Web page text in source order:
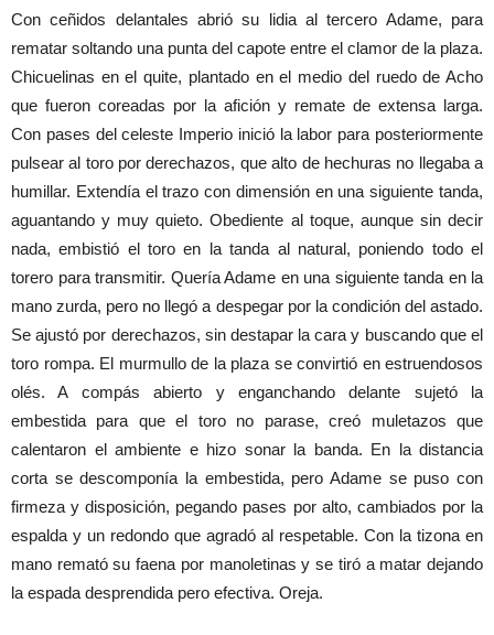
Con ceñidos delantales abrió su lidia al tercero Adame, para
rematar soltando una punta del capote entre el clamor de la plaza.
Chicuelinas en el quite, plantado en el medio del ruedo de Acho
que fueron coreadas por la afición y remate de extensa larga.
Con pases del celeste Imperio inició la labor para posteriormente
pulsear al toro por derechazos, que alto de hechuras no llegaba a
humillar. Extendía el trazo con dimensión en una siguiente tanda,
aguantando y muy quieto. Obediente al toque, aunque sin decir
nada, embistió el toro en la tanda al natural, poniendo todo el
torero para transmitir. Quería Adame en una siguiente tanda en la
mano zurda, pero no llegó a despegar por la condición del astado.
Se ajustó por derechazos, sin destapar la cara y buscando que el
toro rompa. El murmullo de la plaza se convirtió en estruendosos
olés. A compás abierto y enganchando delante sujetó la
embestida para que el toro no parase, creó muletazos que
calentaron el ambiente e hizo sonar la banda. En la distancia
corta se descomponía la embestida, pero Adame se puso con
firmeza y disposición, pegando pases por alto, cambiados por la
espalda y un redondo que agradó al respetable. Con la tizona en
mano remató su faena por manoletinas y se tiró a matar dejando
la espada desprendida pero efectiva. Oreja.